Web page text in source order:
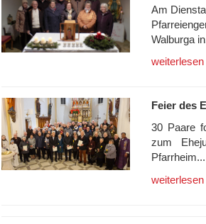
Am
Walburga
Feier des
30 Paare
zum
Pfarrheim...